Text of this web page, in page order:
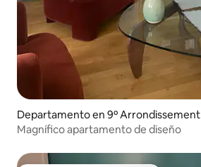
Departamento en 9º Arrondissement
Magnífico apartamento de diseño